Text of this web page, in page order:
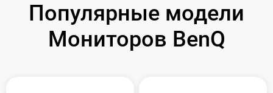
Популярные модели
Мониторов BenQ